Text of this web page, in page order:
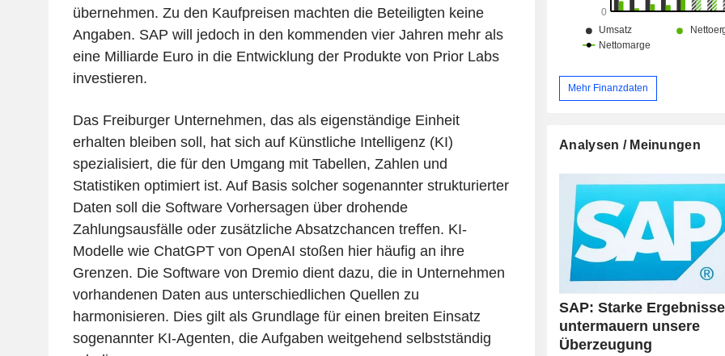
übernehmen. Zu den Kaufpreisen machten die Beteiligten keine
Angaben. SAP will jedoch in den kommenden vier Jahren mehr als
eine Milliarde Euro in die Entwicklung der Produkte von Prior Labs
investieren.
Das Freiburger Unternehmen, das als eigenständige Einheit
erhalten bleiben soll, hat sich auf Künstliche Intelligenz (KI)
spezialisiert, die für den Umgang mit Tabellen, Zahlen und
Statistiken optimiert ist. Auf Basis solcher sogenannter strukturierter
Daten soll die Software Vorhersagen über drohende
Zahlungsausfälle oder zusätzliche Absatzchancen treffen. KI-
Modelle wie ChatGPT von OpenAI stoßen hier häufig an ihre
Grenzen. Die Software von Dremio dient dazu, die in Unternehmen
vorhandenen Daten aus unterschiedlichen Quellen zu
harmonisieren. Dies gilt als Grundlage für einen breiten Einsatz
sogenannter KI-Agenten, die Aufgaben weitgehend selbstständig
Mehr Finanzdaten
Analysen / Meinungen
SAP: Starke Ergebnisse
untermauern unsere
Überzeugung